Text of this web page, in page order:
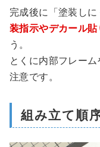
完成後に「塗装し
装指示やデカール
う。
とくに内部フレー
注意です。
組み立て順